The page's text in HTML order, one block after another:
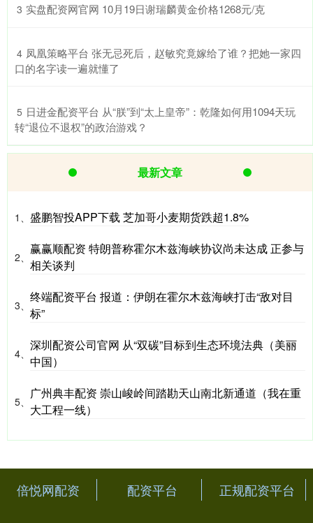
3 ​实盘配资网官网 10月19日谢瑞麟黄金价格1268元/克
4 ​凤凰策略平台 张无忌死后，赵敏究竟嫁给了谁？把她一家四
口的名字读一遍就懂了
5 ​日进金配资平台 从“朕”到“太上皇帝”：乾隆如何用1094天玩
转“退位不退权”的政治游戏？
最新文章
1、 盛鹏智投APP下载 芝加哥小麦期货跌超1.8%
2、
赢赢顺配资 特朗普称霍尔木兹海峡协议尚未达成 正参与
相关谈判
3、
终端配资平台 报道：伊朗在霍尔木兹海峡打击“敌对目
标”
4、
深圳配资公司官网 从“双碳”目标到生态环境法典（美丽
中国）
5、
广州典丰配资 崇山峻岭间踏勘天山南北新通道（我在重
大工程一线）
倍悦网配资 配资平台 正规配资平台